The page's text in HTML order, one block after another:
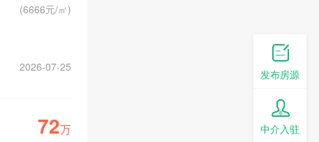
2026-07-25
(6666元/㎡)
72万
发布房源
中介入驻